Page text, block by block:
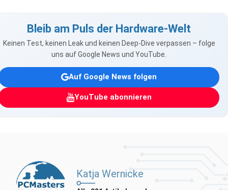
Bleib am Puls der Hardware-Welt
Keinen Test, keinen Leak und keinen Deep-Dive verpassen – folge
uns auf Google News und YouTube.
Auf Google News folgen
YouTube abonnieren
Katja Wernicke